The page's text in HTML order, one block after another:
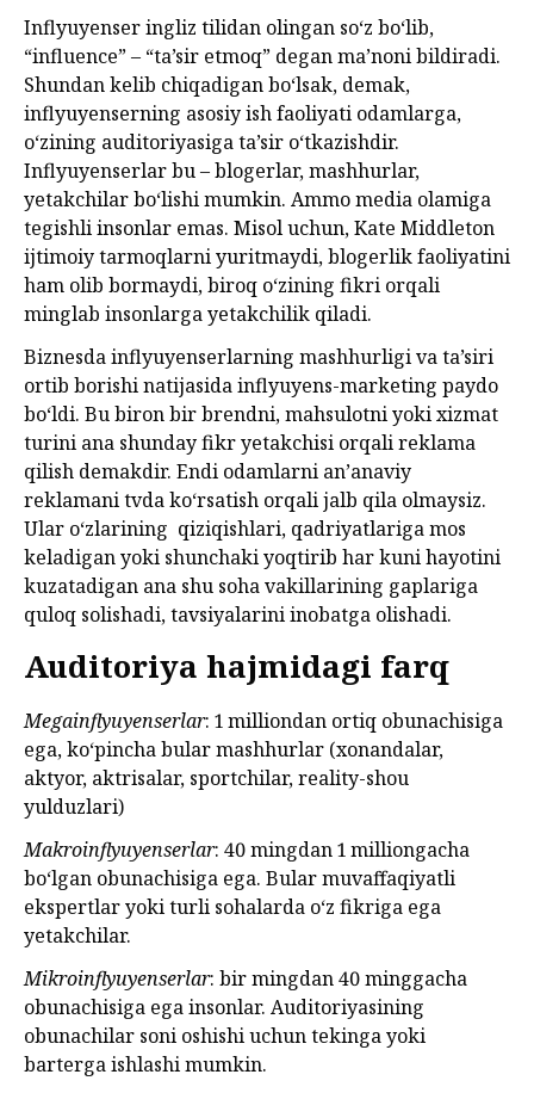
Inflyuyenser ingliz tilidan olingan so‘z bo‘lib,
“influence” – “ta’sir etmoq” degan ma’noni bildiradi.
Shundan kelib chiqadigan bo‘lsak, demak,
inflyuyenserning asosiy ish faoliyati odamlarga,
o‘zining auditoriyasiga ta’sir o‘tkazishdir.
Inflyuyenserlar bu – blogerlar, mashhurlar,
yetakchilar bo‘lishi mumkin. Ammo media olamiga
tegishli insonlar emas. Misol uchun, Kate Middleton
ijtimoiy tarmoqlarni yuritmaydi, blogerlik faoliyatini
ham olib bormaydi, biroq o‘zining fikri orqali
minglab insonlarga yetakchilik qiladi.
Biznesda inflyuyenserlarning mashhurligi va ta’siri
ortib borishi natijasida inflyuyens-marketing paydo
bo‘ldi. Bu biron bir brendni, mahsulotni yoki xizmat
turini ana shunday fikr yetakchisi orqali reklama
qilish demakdir. Endi odamlarni an’anaviy
reklamani tvda ko‘rsatish orqali jalb qila olmaysiz.
Ular o‘zlarining qiziqishlari, qadriyatlariga mos
keladigan yoki shunchaki yoqtirib har kuni hayotini
kuzatadigan ana shu soha vakillarining gaplariga
quloq solishadi, tavsiyalarini inobatga olishadi.
Auditoriya hajmidagi farq
Megainflyuyenserlar: 1 milliondan ortiq obunachisiga
ega, ko‘pincha bular mashhurlar (xonandalar,
aktyor, aktrisalar, sportchilar, reality-shou
yulduzlari)
Makroinflyuyenserlar: 40 mingdan 1 milliongacha
bo‘lgan obunachisiga ega. Bular muvaffaqiyatli
ekspertlar yoki turli sohalarda o‘z fikriga ega
yetakchilar.
Mikroinflyuyenserlar: bir mingdan 40 minggacha
obunachisiga ega insonlar. Auditoriyasining
obunachilar soni oshishi uchun tekinga yoki
barterga ishlashi mumkin.